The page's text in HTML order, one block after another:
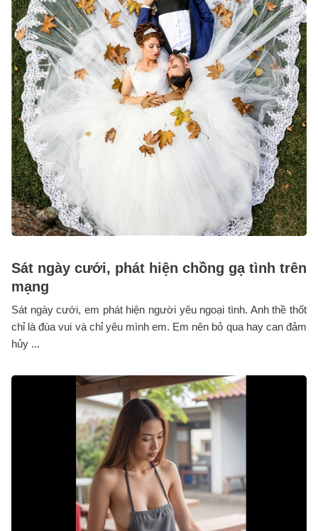
Sát ngày cưới, phát hiện chồng gạ tình trên
mạng
Sát ngày cưới, em phát hiện người yêu ngoại tình. Anh thề thốt
chỉ là đùa vui và chỉ yêu mình em. Em nên bỏ qua hay can đảm
hủy ...